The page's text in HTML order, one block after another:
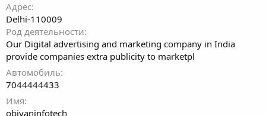
Адрес
Delhi-110009
Род деятельности
Our Digital advertising and marketing company in India
provide companies extra publicity to marketpl
Автомобиль
7044444433
Имя
obiyaninfotech